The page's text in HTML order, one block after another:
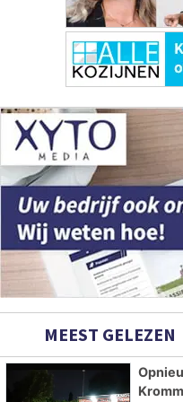
MEEST GELEZEN